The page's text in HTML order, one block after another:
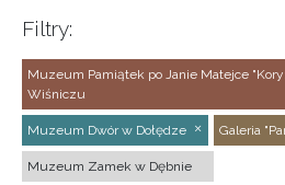
Filtry:
Muzeum Pamiątek po Janie Matejce
Wiśniczu
Muzeum Dwór w Dołędze Galeria
Muzeum Zamek w Dębnie